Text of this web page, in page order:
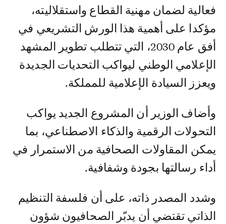
فعالية لضمان مهنية القطاع واستقلاليته،
مؤكدا على أهمية هذا الورش التشريعي في
أفق عام 2030، التي تتطلب تطوير المشهد
الإعلامي الوطني ليواكب التحديات الجديدة
ويعزز السيادة الإعلامية للمملكة.
وأضاف الوزير أن المشروع الجديد يواكب
التحولات الرقمية والذكاء الاصطناعي، بما
يمكن المقاولات الصحافية من الاستمرار في
أداء رسالتها بجودة وشفافية.
وشدد المصدر ذاته، على أن فلسفة التنظيم
الذاتي تقتضي أن يدبّر الصحافيون شؤون